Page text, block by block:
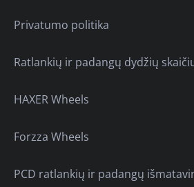
Privatumo politika
Ratlankių ir padangų dydžių
HAXER Wheels
Forzza Wheels
PCD ratlankių ir padangų